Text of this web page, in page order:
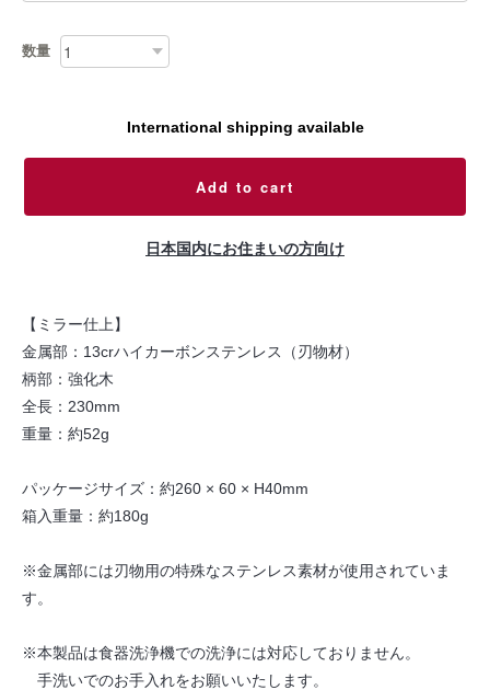
数量
International shipping available
Add to cart
日本国内にお住まいの方向け
【ミラー仕上】
金属部：13crハイカーボンステンレス（刃物材）
柄部：強化木
全長：230mm
重量：約52g
パッケージサイズ：約260 × 60 × H40mm
箱入重量：約180g
※金属部には刃物用の特殊なステンレス素材が使用されていま
す。
※本製品は食器洗浄機での洗浄には対応しておりません。
手洗いでのお手入れをお願いいたします。